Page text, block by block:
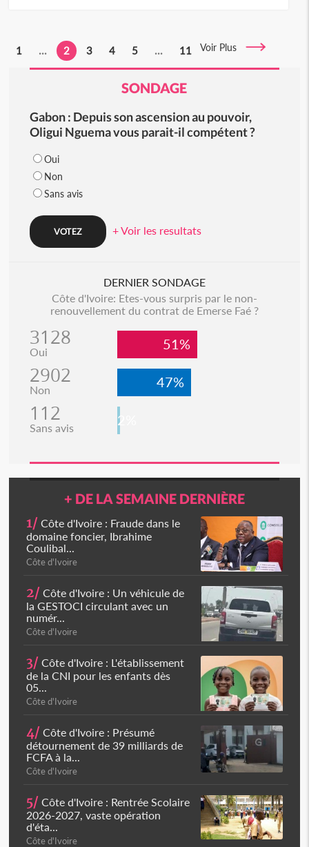
1 ... 2 3 4 5 ... 11 Voir Plus
SONDAGE
Gabon : Depuis son ascension au pouvoir,
Oligui Nguema vous parait-il compétent ?
Oui
Non
Sans avis
+ Voir les resultats
DERNIER SONDAGE
Côte d'Ivoire: Etes-vous surpris par le non-
renouvellement du contrat de Emerse Faé ?
3128
Oui 51%
2902
Non 47%
112
Sans avis 2%
+ DE LA SEMAINE DERNIÈRE
1/ Côte d'Ivoire : Fraude dans le
domaine foncier, Ibrahime
Coulibal...
Côte d'Ivoire
2/ Côte d'Ivoire : Un véhicule de
la GESTOCI circulant avec un
numér...
Côte d'Ivoire
3/ Côte d'Ivoire : L'établissement
de la CNI pour les enfants dès
05...
Côte d'Ivoire
4/ Côte d'Ivoire : Présumé
détournement de 39 milliards de
FCFA à la...
Côte d'Ivoire
5/ Côte d'Ivoire : Rentrée Scolaire
2026-2027, vaste opération
d'éta...
Côte d'Ivoire